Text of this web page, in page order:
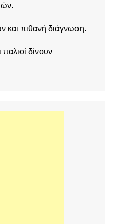
και πιθανή διάγνωση.
δίνουν